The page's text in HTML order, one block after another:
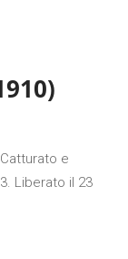
e
Liberato il 23